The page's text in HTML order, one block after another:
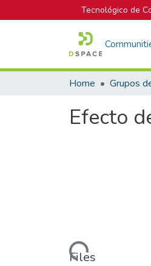
Tecnológico de
Home Grupos
Efecto
Loading...
Files